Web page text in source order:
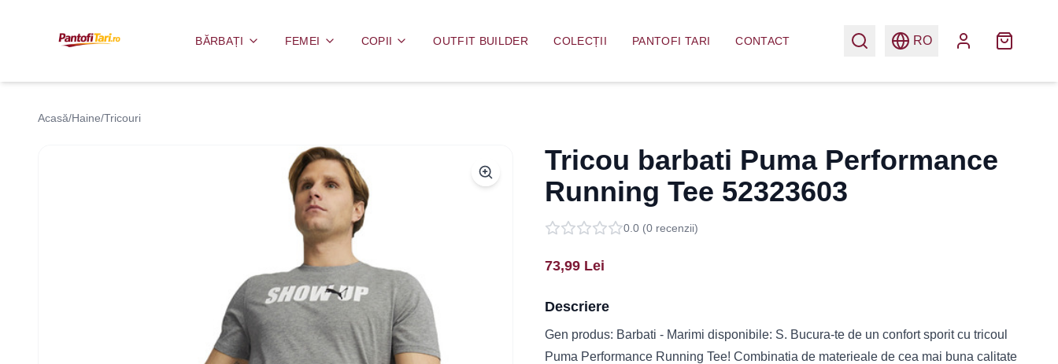
BĂRBAȚI FEMEI COPII OUTFIT BUILDER COLECȚII PANTOFI TARI CONTACT RO
Acasă/Haine/Tricouri
Tricou barbati Puma Performance
Running Tee 52323603
0.0 (0 recenzii)
73,99 Lei
Descriere
Gen produs: Barbati - Marimi disponibile: S. Bucura-te de un confort sporit cu tricoul
Puma Performance Running Tee! Combinatia de materieale de cea mai buna calitate